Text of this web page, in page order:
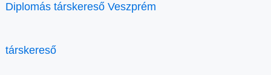
Diplomás társkereső Veszprém
társkereső